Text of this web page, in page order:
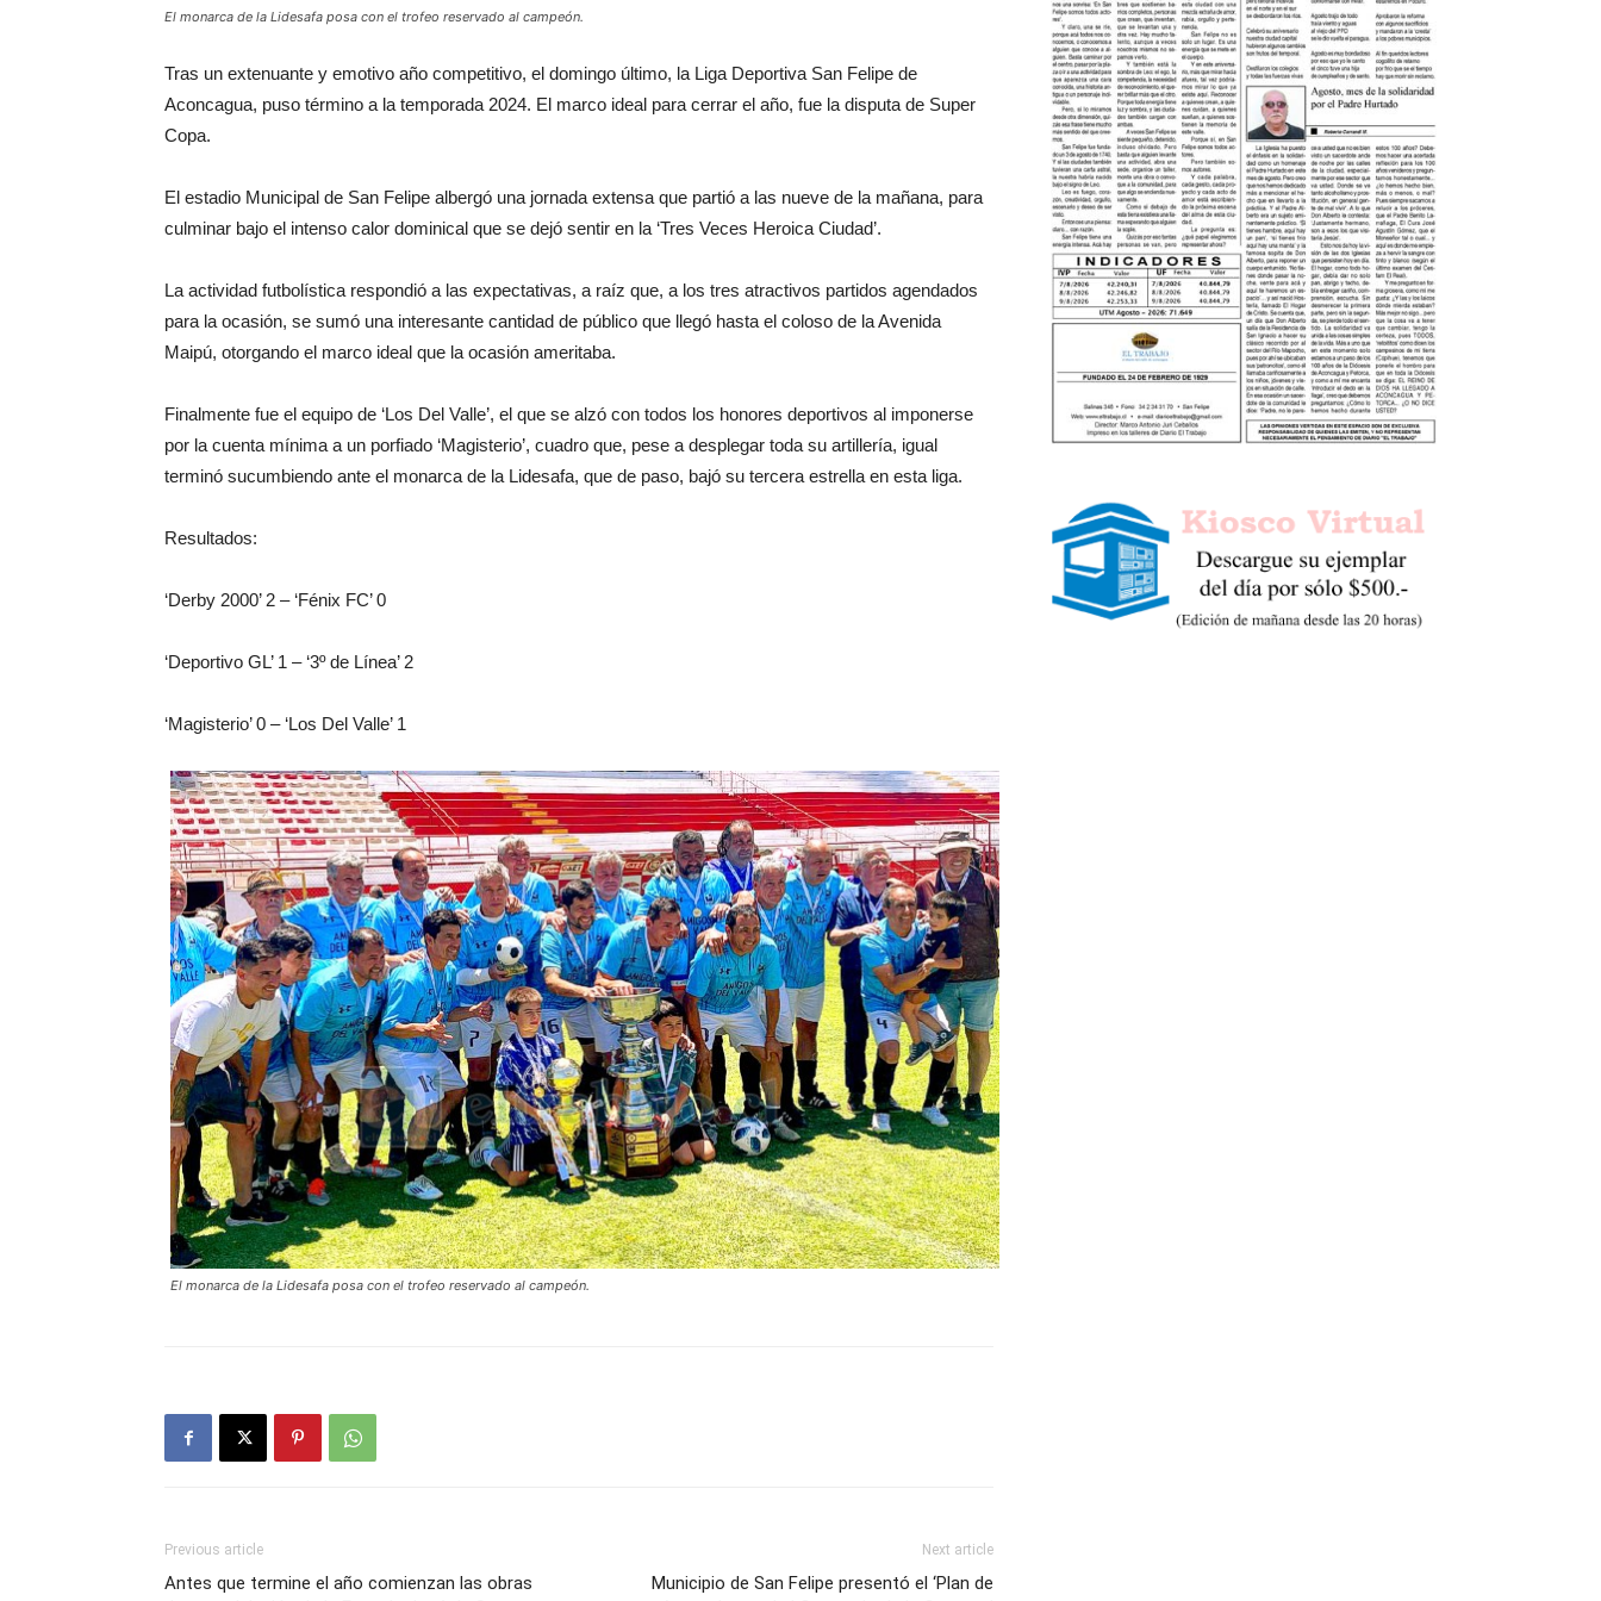
El monarca de la Lidesafa posa con el trofeo reservado al campeón.
Tras un extenuante y emotivo año competitivo, el domingo último, la Liga Deportiva San Felipe de
Aconcagua, puso término a la temporada 2024. El marco ideal para cerrar el año, fue la disputa de Super
Copa.
El estadio Municipal de San Felipe albergó una jornada extensa que partió a las nueve de la mañana, para
culminar bajo el intenso calor dominical que se dejó sentir en la ‘Tres Veces Heroica Ciudad’.
La actividad futbolística respondió a las expectativas, a raíz que, a los tres atractivos partidos agendados
para la ocasión, se sumó una interesante cantidad de público que llegó hasta el coloso de la Avenida
Maipú, otorgando el marco ideal que la ocasión ameritaba.
Finalmente fue el equipo de ‘Los Del Valle’, el que se alzó con todos los honores deportivos al imponerse
por la cuenta mínima a un porfiado ‘Magisterio’, cuadro que, pese a desplegar toda su artillería, igual
terminó sucumbiendo ante el monarca de la Lidesafa, que de paso, bajó su tercera estrella en esta liga.
Resultados:
‘Derby 2000’ 2 – ‘Fénix FC’ 0
‘Deportivo GL’ 1 – ‘3º de Línea’ 2
‘Magisterio’ 0 – ‘Los Del Valle’ 1
El monarca de la Lidesafa posa con el trofeo reservado al campeón.
Previous article
Antes que termine el año comienzan las obras
Next article
Municipio de San Felipe presentó el ‘Plan de